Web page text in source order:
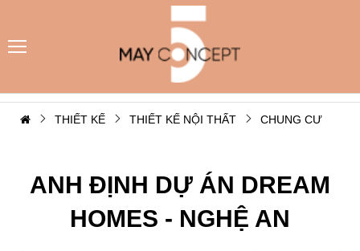
THIẾT KẾ THIẾT KẾ NỘI THẤT CHUNG CƯ
ANH ĐỊNH DỰ ÁN DREAM
HOMES - NGHỆ AN